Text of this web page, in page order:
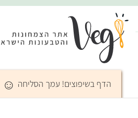
הדף בשיפוצים! עמך הסליחה ☺